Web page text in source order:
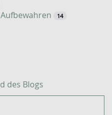
14
des Blogs